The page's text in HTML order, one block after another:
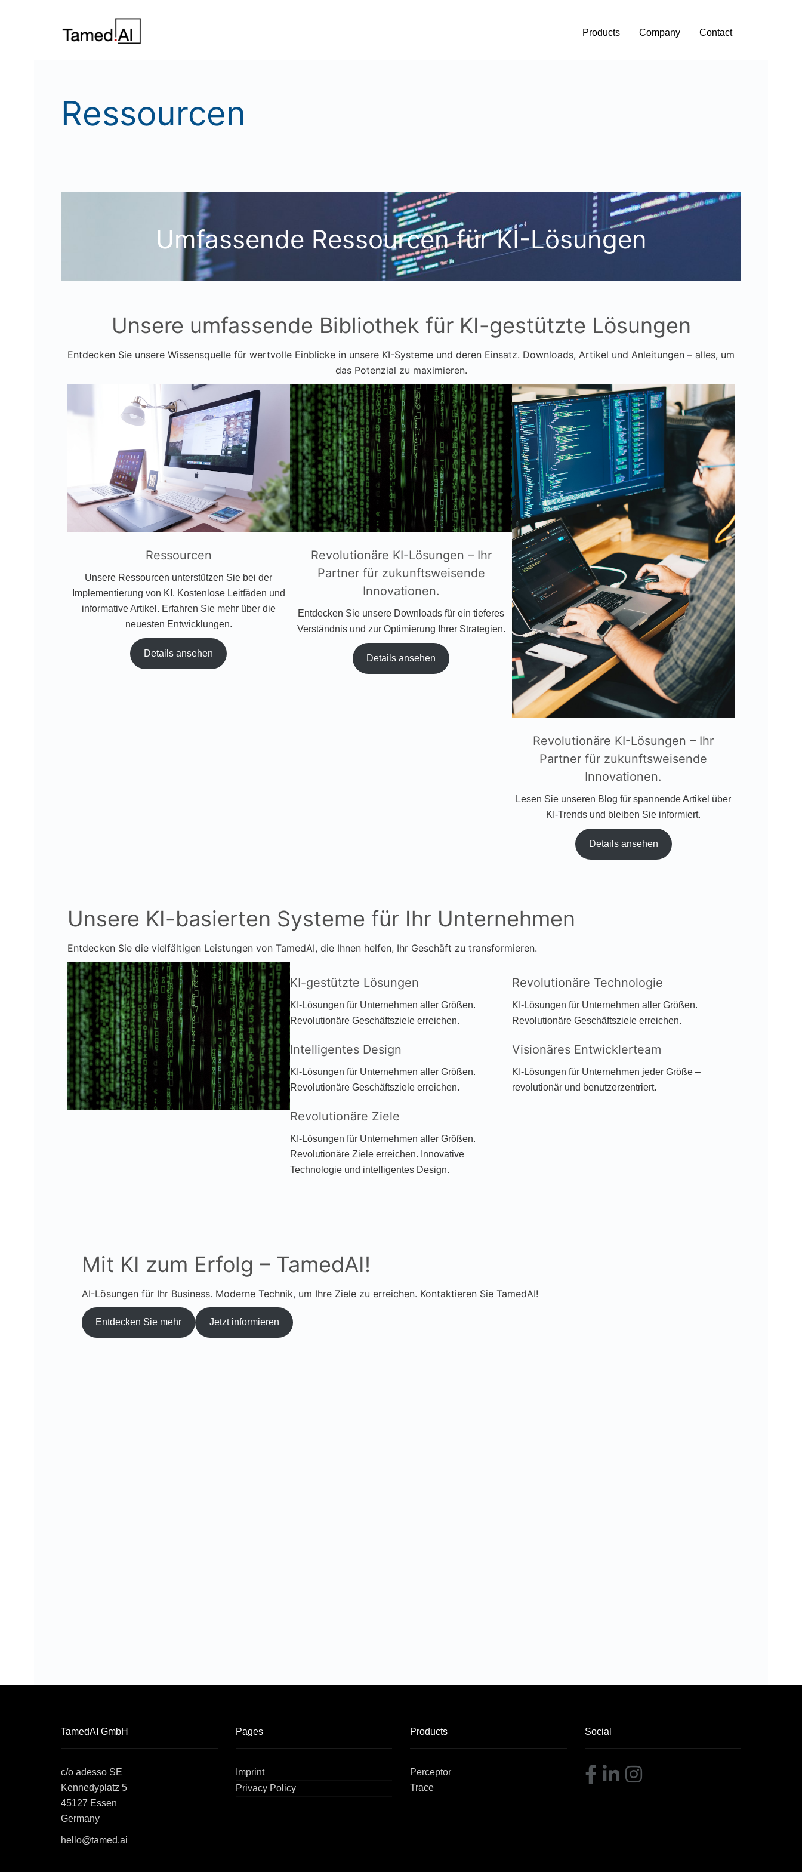
Products Company Contact
Ressourcen
Umfassende Ressourcen für KI-Lösungen
Unsere umfassende Bibliothek für KI-gestützte Lösungen
Entdecken Sie unsere Wissensquelle für wertvolle Einblicke in unsere KI-Systeme und deren Einsatz. Downloads, Artikel und Anleitungen – alles, um
das Potenzial zu maximieren.
Ressourcen
Unsere Ressourcen unterstützen Sie bei der
Implementierung von KI. Kostenlose Leitfäden und
informative Artikel. Erfahren Sie mehr über die
neuesten Entwicklungen.
Details ansehen
Revolutionäre KI-Lösungen – Ihr
Partner für zukunftsweisende
Innovationen.
Entdecken Sie unsere Downloads für ein tieferes
Verständnis und zur Optimierung Ihrer Strategien.
Details ansehen
Revolutionäre KI-Lösungen – Ihr
Partner für zukunftsweisende
Innovationen.
Lesen Sie unseren Blog für spannende Artikel über
KI-Trends und bleiben Sie informiert.
Details ansehen
Unsere KI-basierten Systeme für Ihr Unternehmen
Entdecken Sie die vielfältigen Leistungen von TamedAI, die Ihnen helfen, Ihr Geschäft zu transformieren.
KI-gestützte Lösungen
KI-Lösungen für Unternehmen aller Größen.
Revolutionäre Geschäftsziele erreichen.
Intelligentes Design
KI-Lösungen für Unternehmen aller Größen.
Revolutionäre Geschäftsziele erreichen.
Revolutionäre Ziele
KI-Lösungen für Unternehmen aller Größen.
Revolutionäre Ziele erreichen. Innovative
Technologie und intelligentes Design.
Revolutionäre Technologie
KI-Lösungen für Unternehmen aller Größen.
Revolutionäre Geschäftsziele erreichen.
Visionäres Entwicklerteam
KI-Lösungen für Unternehmen jeder Größe –
revolutionär und benutzerzentriert.
Mit KI zum Erfolg – TamedAI!
AI-Lösungen für Ihr Business. Moderne Technik, um Ihre Ziele zu erreichen. Kontaktieren Sie TamedAI!
Entdecken Sie mehr Jetzt informieren
TamedAI GmbH
c/o adesso SE
Kennedyplatz 5
45127 Essen
Germany
hello@tamed.ai
Pages
Imprint
Privacy Policy
Products
Perceptor
Trace
Social